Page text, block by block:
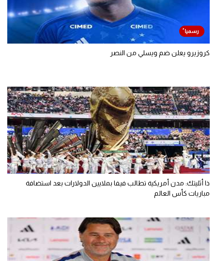
كروزيرو يعلن ضم ويسلي من النصر
ذا أثليتك: مدن أمريكية تطالب فيفا بملايين الدولارات بعد استضافة
مباريات كأس العالم